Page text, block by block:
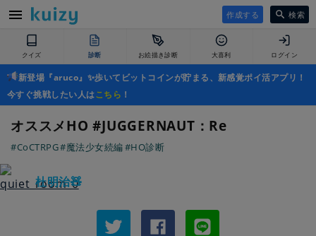
作成する 検索
クイズ 診断 お絵描き診断 大喜利 ログイン
新登場『aruco』✨歩いてビットコインが貯まる、新感覚ポイ活アプリ！
今すぐ挑戦したい人はこちら ！
オススメHO #JUGGERNAUT：Re
#CoCTRPG#魔法少女続編#HO診断
杜明治🧸